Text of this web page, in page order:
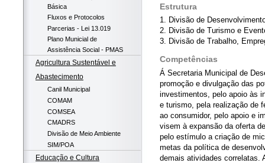
Básica
Fluxos e Protocolos
Parcerias - Lei 13.019
Plano Municial de
Assistência Social - PMAS
Agricultura Sustentável e
Abastecimento
Canil Municipal
COMAM
COMSEA
CMADRS
Divisão de Meio Ambiente
SIM/POA
Educação e Cultura
Estrutura
1. Divisão de
2. Divisão de Turismo e
3. Divisão de Trabalho,
Competências
Á Secretaria Municipal de
promoção e divulgação das
investimentos, pelo apoio às
e turismo, pela realização de
ao consumidor, pelo apoio e
visem à expansão da oferta
pelo estímulo a criação de
metas da política de
demais atividades correlatas.